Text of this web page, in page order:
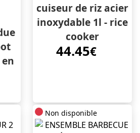
cuiseur de riz acier
inoxydable 1l - rice
cooker
44.45€
Non disponible